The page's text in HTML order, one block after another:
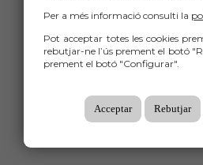
Per a més informació consulti la
Pot acceptar totes les cookies
rebutjar-ne l’ús prement el botó
prement el botó "Configurar".
Acceptar Rebutjar